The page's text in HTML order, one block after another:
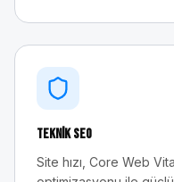
Teknik SEO
Site hızı, Core Web